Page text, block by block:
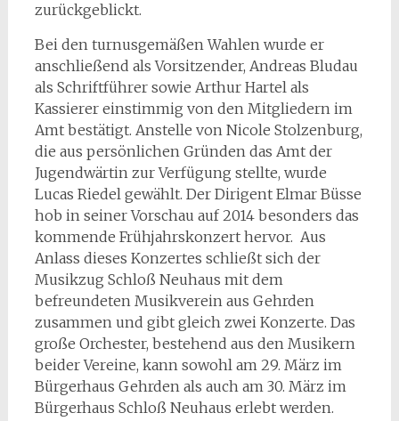
zurückgeblickt.
Bei den turnusgemäßen Wahlen wurde er
anschließend als Vorsitzender, Andreas Bludau
als Schriftführer sowie Arthur Hartel als
Kassierer einstimmig von den Mitgliedern im
Amt bestätigt. Anstelle von Nicole Stolzenburg,
die aus persönlichen Gründen das Amt der
Jugendwärtin zur Verfügung stellte, wurde
Lucas Riedel gewählt. Der Dirigent Elmar Büsse
hob in seiner Vorschau auf 2014 besonders das
kommende Frühjahrskonzert hervor. Aus
Anlass dieses Konzertes schließt sich der
Musikzug Schloß Neuhaus mit dem
befreundeten Musikverein aus Gehrden
zusammen und gibt gleich zwei Konzerte. Das
große Orchester, bestehend aus den Musikern
beider Vereine, kann sowohl am 29. März im
Bürgerhaus Gehrden als auch am 30. März im
Bürgerhaus Schloß Neuhaus erlebt werden.